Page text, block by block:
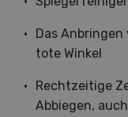
Das
tote Winkel
Rechtzeitige
Abbiegen,